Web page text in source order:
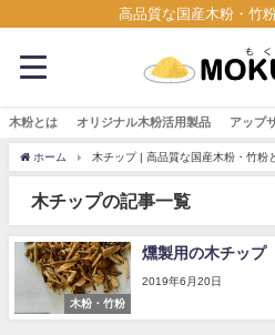
高品質な国産木粉・竹
木粉とは オリジナル木粉活用製品 アップ
ホーム 木チップ | 高品質な国産木
木チップの記事一覧
木粉・竹粉
燻製用の木チップ
2019年6月20日